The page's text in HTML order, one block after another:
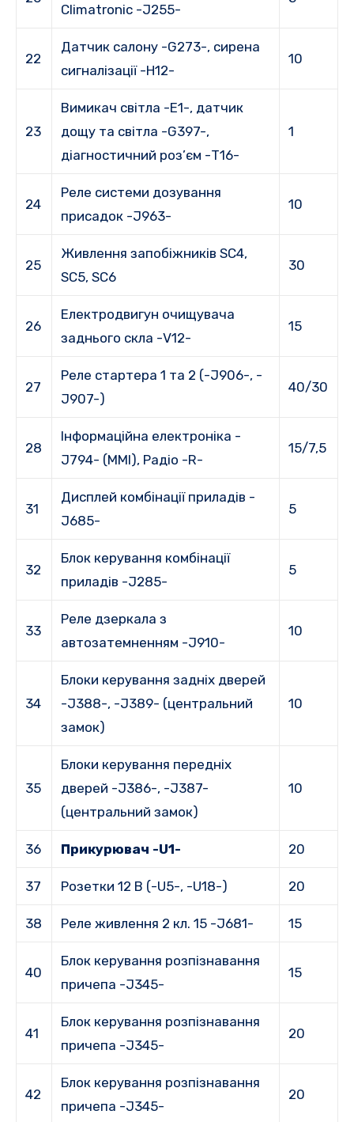
Climatronic -J255-
22
Датчик салону -G273-, сирена
сигналізації -H12-
10
23
Вимикач світла -E1-, датчик
дощу та світла -G397-,
діагностичний роз’єм -T16-
1
24
Реле системи дозування
присадок -J963-
10
25
Живлення запобіжників SC4,
SC5, SC6
30
26
Електродвигун очищувача
заднього скла -V12-
15
27
Реле стартера 1 та 2 (-J906-, -
J907-)
40/30
28
Інформаційна електроніка -
J794- (MMI), Радіо -R-
15/7,5
31
Дисплей комбінації приладів -
J685-
5
32
Блок керування комбінації
приладів -J285-
5
33
Реле дзеркала з
автозатемненням -J910-
10
34
Блоки керування задніх дверей
-J388-, -J389- (центральний
замок)
10
35
Блоки керування передніх
дверей -J386-, -J387-
(центральний замок)
10
36 Прикурювач -U1- 20
37 Розетки 12 В (-U5-, -U18-) 20
38 Реле живлення 2 кл. 15 -J681- 15
40
Блок керування розпізнавання
причепа -J345-
15
41
Блок керування розпізнавання
причепа -J345-
20
42
Блок керування розпізнавання
причепа -J345-
20